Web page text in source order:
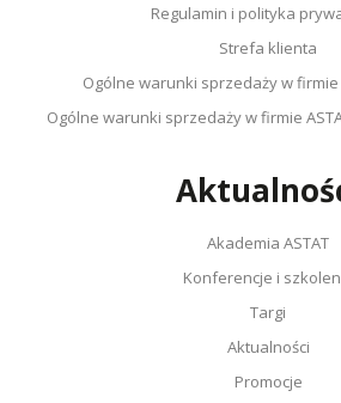
Regulamin i polityka
Strefa klienta
Ogólne warunki sprzedaży w firmie
Ogólne warunki sprzedaży w firmie
Akademia ASTAT
Konferencje i
Targi
Aktualności
Promocje